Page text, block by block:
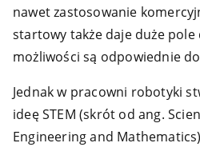
nawet zastosowanie
startowy także daje duże
możliwości są odpowiednie
Jednak w pracowni robotyki
ideę STEM (skrót od ang.
Engineering and